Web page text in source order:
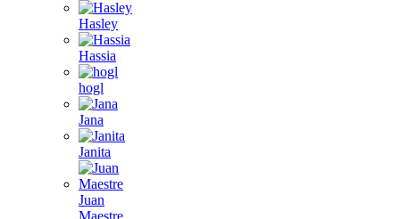
Hasley
Hassia
hogl
Jana
Janita
Juan
Maestre